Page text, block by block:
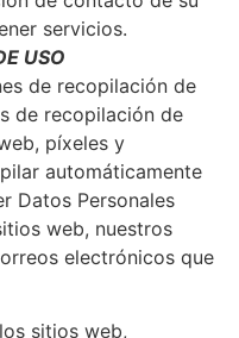
servicios.
USO
de recopilación de
de recopilación de
píxeles y
automáticamente
Datos Personales
web, nuestros
electrónicos que
sitios web,